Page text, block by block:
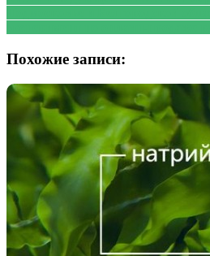
Похожие записи: